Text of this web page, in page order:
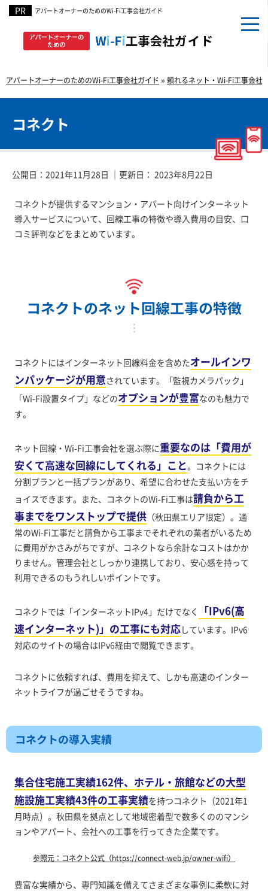
アパートオーナーのためのWi-Fi⼯事会社ガイド
アパートオーナーのためのWi-Fi工事会社ガイド »頼れるネット・Wi-Fi工事会社
コネクト
公開日： 2021年11月28日 ｜更新日： 2023年8月22日
コネクトが提供するマンション・アパート向けインターネット
導入サービスについて、回線工事の特徴や導入費用の目安、口
コミ評判などをまとめています。
コネクトのネット回線工事の特徴
コネクトにはインターネット回線料金を含めたオールインワ
ンパッケージが用意されています。「監視カメラパック」
「Wi-Fi設置タイプ」などのオプションが豊富なのも魅力で
す。
ネット回線・Wi-Fi工事会社を選ぶ際に重要なのは「費用が
安くて高速な回線にしてくれる」こと。コネクトには
分割プランと一括プランがあり、希望に合わせた支払い方をチ
ョイスできます。また、コネクトのWi-Fi工事は請負から工
事までをワンストップで提供 （秋田県エリア限定）。通
常のWi-Fi工事だと請負から工事までそれぞれの業者がいるため
に費用がかさみがちですが、コネクトなら余計なコストはかか
りません。管理会社としっかり連携しており、安心感を持って
利用できるのもうれしいポイントです。
コネクトでは「インターネットIPv4」だけでなく
「IPv6(高
速インターネット)」の工事にも対応しています。IPv6
対応のサイトの場合はIPv6経由で閲覧できます。
コネクトに依頼すれば、費用を抑えて、しかも高速のインター
ネットライフが過ごせそうですね。
コネクトの導入実績
集合住宅施工実績162件、ホテル・旅館などの大型
施設施工実績43件の工事実績を持つコネクト（2021年1
月時点）。秋田県を拠点として地域密着型で数多くののマンシ
ョンやアパート、会社への工事を行ってきた企業です。
参照元：コネクト公式（https://connect-web.jp/owner-wifi）
豊富な実績から、専門知識を備えてさまざまな事例に柔軟に対